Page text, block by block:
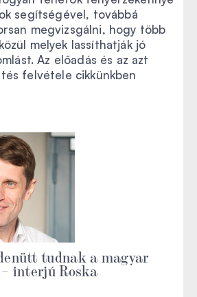
segítségével, továbbá
megvizsgálni, hogy több
melyek lassíthatják jó
Az előadás és az azt
felvétele cikkünkben
tudnak a magyar
interjú Roska